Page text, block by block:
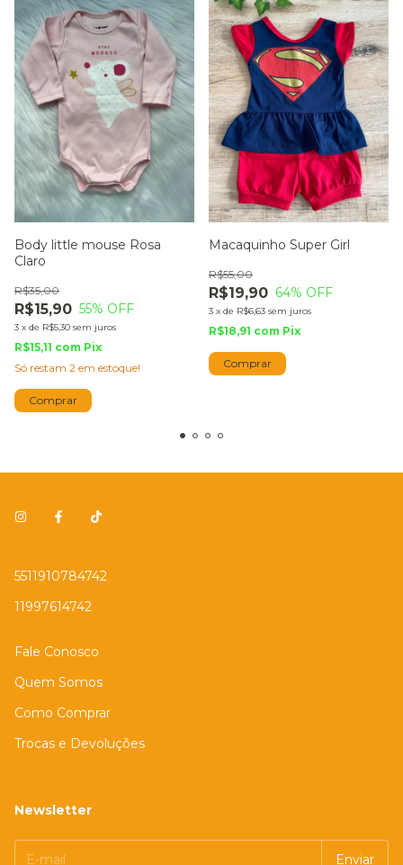
Body little mouse Rosa
Claro
R$15,90
R$35,00
55% OFF
3 x de R$5,30 sem juros
R$15,11 com Pix
Só restam 2 em estoque!
Comprar
Macaquinho Super Girl
R$19,90
R$55,00
64% OFF
3 x de R$6,63 sem juros
R$18,91 com Pix
Comprar
5511910784742
11997614742
Fale Conosco
Quem Somos
Como Comprar
Trocas e Devoluções
Newsletter